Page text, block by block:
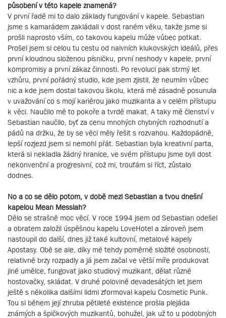
působení v této kapele znamená?
V první řadě mi to dalo základy fungování v kapele. Sebastian
jsme s kamarádem zakládali v dost raném věku, takže jsme si
prošli naprosto vším, co takovou kapelu může vůbec potkat.
Prošel jsem si celou tu cestu od naivních klukovských ideálů, přes
první kloudnou složenou písničku, první neshody v kapele, první
kompromisy a první zákaz činnosti. Po revoluci pak strmý let
vzhůru, první pořádný studio, kde jsem zjistil, že neumím vůbec
nic a kde jsem dostal takovou školu, která mě zásadně posunula
v uvažování co s mojí kariérou jako muzikanta a v celém přístupu
k věci. Naučilo mě to pokoře a tvrdě makat. A taky mě členství v
Sebastian naučilo, byť za cenu mnohých chybných rozhodnutí a
pádů na držku, že by se věci měly řešit s rozvahou. Každopádně,
lepší rozjezd jsem si nemohl přát. Sebastian byla kreativní parta,
která si nekladla žádný hranice, ve svém přístupu jsme byli dost
nekonvenční a progresivní, což mi, troufám si říct, zůstalo
dodnes.
No a co se dělo potom, v době mezi Sebastian a tvou dnešní
kapelou Mean Messiah?
Dělo se strašně moc věcí. V roce 1994 jsem od Sebastian odešel
a obratem založil úspěšnou kapelu LoveHotel a zároveň jsem
nastoupil do další, dnes již také kultovní, metalové kapely
Apostasy. Obě se ale, díky mé tehdy poměrně složité osobnosti,
relativně brzy rozpadly a já jsem začal ve větší míře produkovat
jiné umělce, fungovat jako studiový muzikant, dělat různé
hostovačky, skládat. V druhé polovině devadesátých let jsem
ještě s několika dalšími lidmi zformoval kapelu Cosmetic Punk.
Tou si během její zhruba pětileté existence prošla plejáda
známých a špičkových muzikantů, bohužel, jak už to u podobných